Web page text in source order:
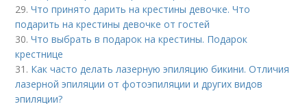
29.Что принято дарить на крестины девочке. Что
подарить на крестины девочке от гостей
30.Что выбрать в подарок на крестины. Подарок
крестнице
31. Как часто делать лазерную эпиляцию бикини. Отличия
лазерной эпиляции от фотоэпиляции и других видов
эпиляции?